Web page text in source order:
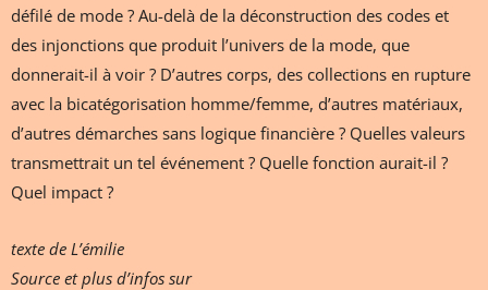
défilé de mode ? Au-delà de la déconstruction des codes et
des injonctions que produit l’univers de la mode, que
donnerait-il à voir ? D’autres corps, des collections en rupture
avec la bicatégorisation homme/femme, d’autres matériaux,
d’autres démarches sans logique financière ? Quelles valeurs
transmettrait un tel événement ? Quelle fonction aurait-il ?
Quel impact ?
texte de L’émilie
Source et plus d’infos sur